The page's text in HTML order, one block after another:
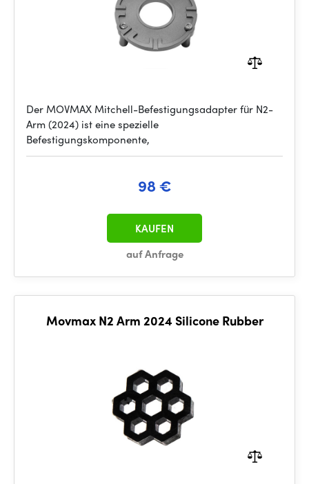
Der MOVMAX Mitchell-Befestigungsadapter für N2-
Arm (2024) ist eine spezielle
Befestigungskomponente,
98 €
auf Anfrage
KAUFEN
Movmax N2 Arm 2024 Silicone Rubber